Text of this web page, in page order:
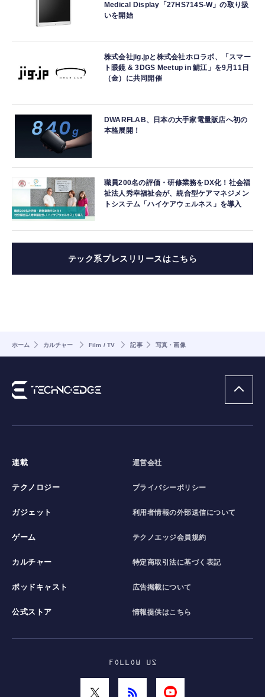
Medical Display「27HS714S-W」の取り扱
いを開始
株式会社jig.jpと株式会社ホロラボ、「スマー
ト眼鏡 & 3DGS Meetup in 鯖江」を9月11日
（金）に共同開催
DWARFLAB、日本の大手家電量販店へ初の
本格展開！
職員200名の評価・研修業務をDX化！社会福
祉法人秀幸福祉会が、統合型ケアマネジメン
トシステム「ハイケアウェルネス」を導入
テック系プレスリリースはこちら
ホーム カルチャー Film / TV 記事 写真・画像
連載
テクノロジー
ガジェット
ゲーム
カルチャー
ポッドキャスト
公式ストア
運営会社
プライバシーポリシー
利用者情報の外部送信について
テクノエッジ会員規約
特定商取引法に基づく表記
広告掲載について
情報提供はこちら
FOLLOW US